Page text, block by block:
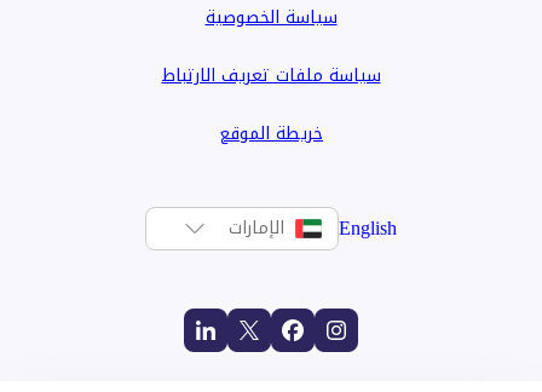
سياسة الخصوصية
سياسة ملفات تعريف الارتباط
خريطة الموقع
English الإمارات